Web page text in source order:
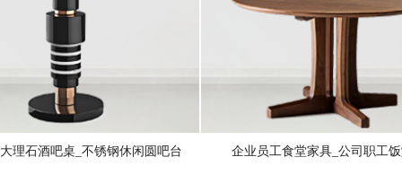
理石酒吧桌_不锈钢休闲圆吧台 企业员工食堂家具_公司职工